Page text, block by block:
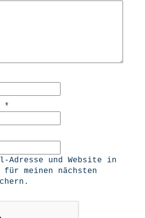
*
Adresse und Website in
für meinen nächsten